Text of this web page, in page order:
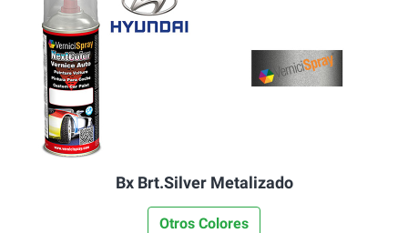
Bx Brt.Silver Metalizado
Otros Colores